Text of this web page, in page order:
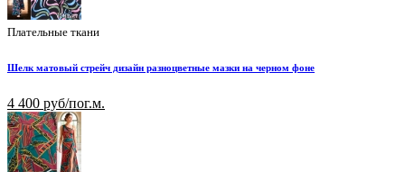
Плательные ткани
Шелк матовый стрейч дизайн разноцветные мазки на черном фоне
4 400 руб/пог.м.